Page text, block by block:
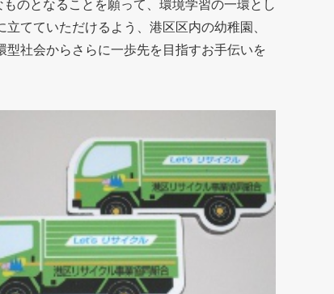
のとなることを願って、環境学習の一環とし
てていただけるよう、港区区内の幼稚園、
社会からさらに一歩先を目指すお手伝いを